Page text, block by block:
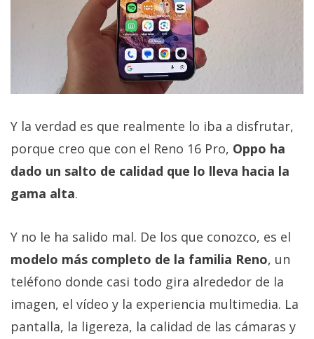
Y la verdad es que realmente lo iba a disfrutar,
porque creo que con el Reno 16 Pro, Oppo ha
dado un salto de calidad que lo lleva hacia la
gama alta.
Y no le ha salido mal. De los que conozco, es el
modelo más completo de la familia Reno, un
teléfono donde casi todo gira alrededor de la
imagen, el vídeo y la experiencia multimedia. La
pantalla, la ligereza, la calidad de las cámaras y